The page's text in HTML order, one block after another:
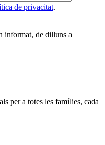
de privacitat.
informat, de dilluns a
per a totes les famílies, cada